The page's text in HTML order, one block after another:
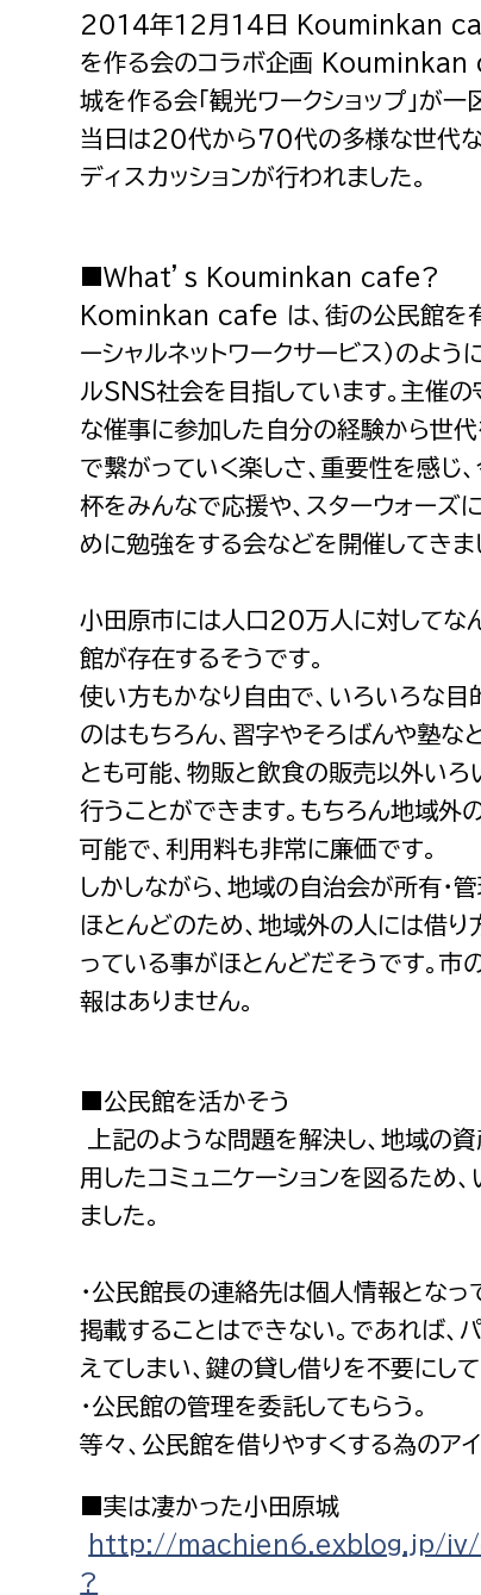
外国人
ペット
障がい福祉課
保険課
健康づくり課
建設部
国県事業推進課
土木管理課
道水路整備課
みどり公園課
経営総務課
給排水業務課
水道整備課
下水道整備課
浄水管理課
保
教
農業委員会事務局
農業委員会事務局
議
2014年12月14日 Kouminkan
を作る会のコラボ企画
城を作る会「観光ワークショップ」が一
当日は20代から70代の多様な世代
ディスカッションが行われました。
■What’s Kouminkan cafe?
Kominkan cafe は、街の公民館を
ーシャルネットワークサービス）のよ
ルＳＮＳ社会を目指しています。主催
な催事に参加した自分の経験から世
で繋がっていく楽しさ、重要性を感じ
杯をみんなで応援や、スターウォーズ
めに勉強をする会などを開催してきま
小田原市には人口20万人に対してな
館が存在するそうです。
使い方もかなり自由で、いろいろな目
のはもちろん、習字やそろばんや塾な
とも可能、物販と飲食の販売以外い
行うことができます。もちろん地域外
可能で、利用料も非常に廉価です。
しかしながら、地域の自治会が所有・
ほとんどのため、地域外の人には借り
っている事がほとんどだそうです。市
報はありません。
■公民館を活かそう
上記のような問題を解決し、地域の
用したコミュニケーションを図るため
ました。
・公民館長の連絡先は個人情報となっ
掲載することはできない。であれば、
えてしまい、鍵の貸し借りを不要にして
・公民館の管理を委託してもらう。
等々、公民館を借りやすくする為のア
■実は凄かった小田原城
http://machien6.exblog.jp/
?